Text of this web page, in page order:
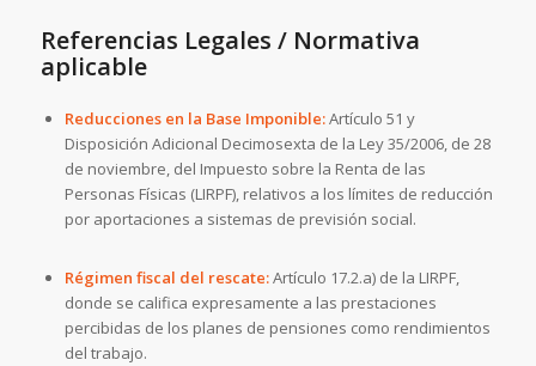
Referencias Legales / Normativa
aplicable
Reducciones en la Base Imponible:Artículo 51 y
Disposición Adicional Decimosexta de la Ley 35/2006, de 28
de noviembre, del Impuesto sobre la Renta de las
Personas Físicas (LIRPF), relativos a los límites de reducción
por aportaciones a sistemas de previsión social.
Régimen fiscal del rescate:Artículo 17.2.a) de la LIRPF,
donde se califica expresamente a las prestaciones
percibidas de los planes de pensiones como rendimientos
del trabajo.